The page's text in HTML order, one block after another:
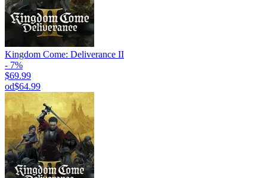
Kingdom Come: Deliverance II
- 7%
$69.99
od$64.99